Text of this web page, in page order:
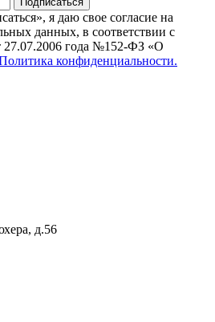
я даю свое согласие на
данных, в соответствии с
27.07.2006 года №152-ФЗ «О
конфиденциальности.
д.56